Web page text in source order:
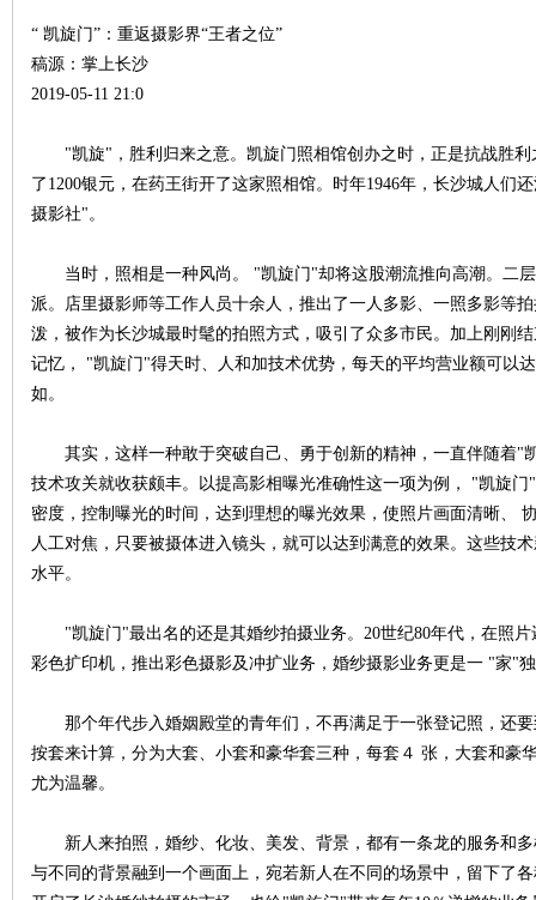
“ 凯旋门”：重返摄影界“王者之位”
稿源：掌上长沙
2019-05-11 21:0
"凯旋"，胜利归来之意。凯旋门照相馆创办之时，正是抗战胜利
了1200银元，在药王街开了这家照相馆。时年1946年，长沙城人们
摄影社"。
当时，照相是一种风尚。 "凯旋门"却将这股潮流推向高潮。二层
派。店里摄影师等工作人员十余人，推出了一人多影、一照多影等
泼，被作为长沙城最时髦的拍照方式，吸引了众多市民。加上刚刚
记忆， "凯旋门"得天时、人和加技术优势，每天的平均营业额可以
如。
其实，这样一种敢于突破自己、勇于创新的精神，一直伴随着"
技术攻关就收获颇丰。以提高影相曝光准确性这一项为例， "凯旋
密度，控制曝光的时间，达到理想的曝光效果，使照片画面清晰、
人工对焦，只要被摄体进入镜头，就可以达到满意的效果。这些技
水平。
"凯旋门"最出名的还是其婚纱拍摄业务。20世纪80年代，在照片
彩色扩印机，推出彩色摄影及冲扩业务，婚纱摄影业务更是一 "家"
那个年代步入婚姻殿堂的青年们，不再满足于一张登记照，还要
按套来计算，分为大套、小套和豪华套三种，每套４ 张，大套和豪
尤为温馨。
新人来拍照，婚纱、化妆、美发、背景，都有一条龙的服务和多
与不同的背景融到一个画面上，宛若新人在不同的场景中，留下了